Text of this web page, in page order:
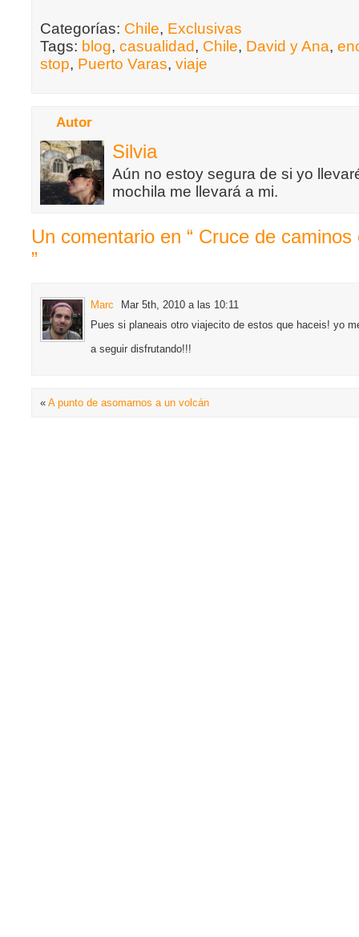
Categorías: Chile, Exclusivas
Tags: blog, casualidad, Chile, David y Ana,
stop, Puerto Varas, viaje
Autor
Silvia
Aún no estoy segura de si yo
mochila me llevará a mi.
Un comentario en “ Cruce de
”
Marc
Mar 5th, 2010 a las 10:11
Pues si planeais otro viajecito de estos que haceis! yo
a seguir disfrutando!!!
« A punto de asomarnos a un volcán